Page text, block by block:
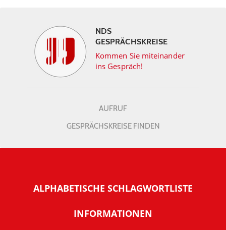
NDS
GESPRÄCHSKREISE
Kommen Sie miteinander
ins Gespräch!
AUFRUF
GESPRÄCHSKREISE FINDEN
ALPHABETISCHE SCHLAGWORTLISTE
INFORMATIONEN